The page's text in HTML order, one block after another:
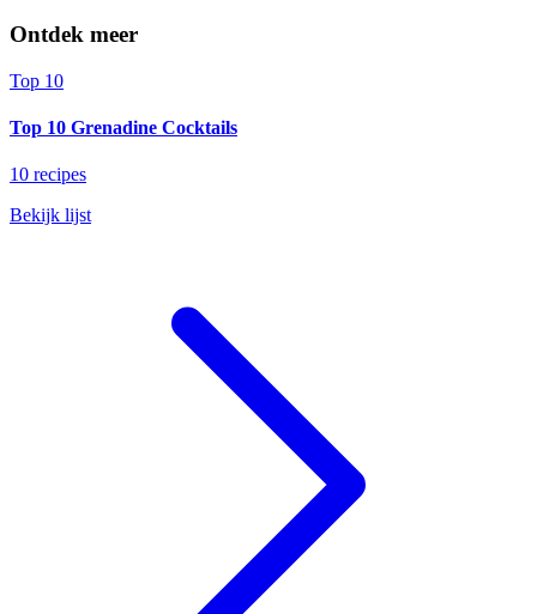
Ontdek meer
Top 10
Top 10 Grenadine Cocktails
10 recipes
Bekijk lijst